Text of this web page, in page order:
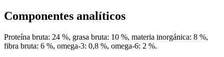
Componentes analíticos
Proteína bruta: 24 %, grasa bruta: 10 %, materia inorgánica: 8 %,
fibra bruta: 6 %, omega-3: 0,8 %, omega-6: 2 %.